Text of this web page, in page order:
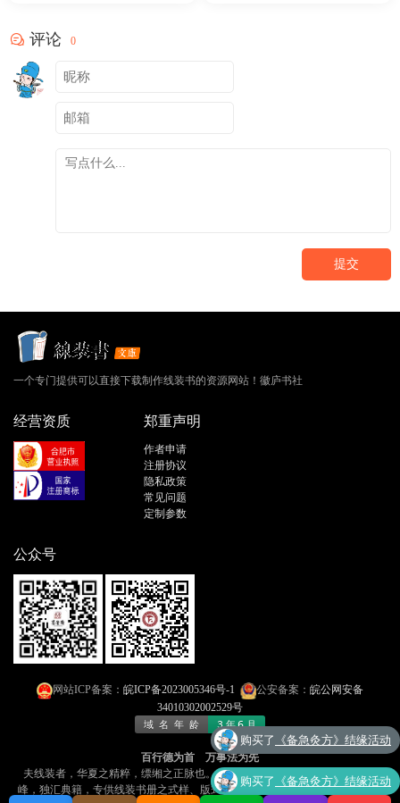
评论 0
提交
一个专门提供可以直接下载制作线装书的资源网站！徽庐书社
经营资质 郑重声明
作者申请
注册协议
隐私政策
常见问题
定制参数
公众号
网站ICP备案： 皖ICP备2023005346号-1 公安备案： 皖公网安备
34010302002529号
百行德为首 万事法为先
夫线装者，华夏之精粹，缥缃之正脉也​​。今有「线装书文库」者，乃​​网海孤
峰，独汇典籍​​，专供线装书册之式样、版式，可​​直取而制之​​，诚书林之盛事！
购买了 《备急灸方》结缘活动
购买了 《备急灸方》结缘活动